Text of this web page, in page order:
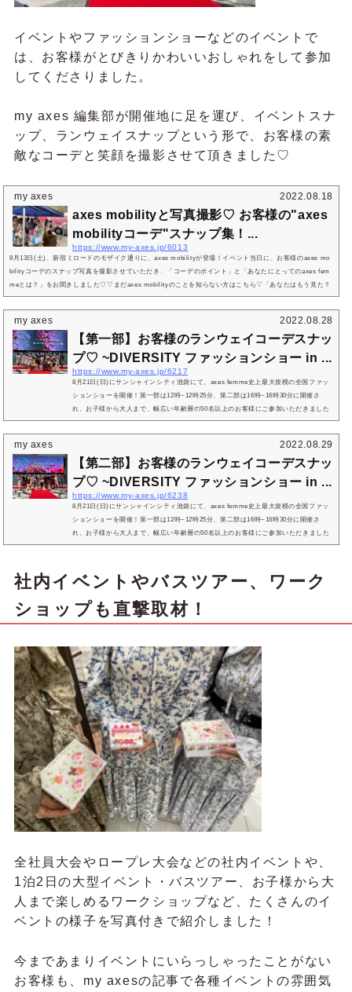
イベントやファッションショーなどのイベントで
は、お客様がとびきりかわいいおしゃれをして参加
してくださりました。
my axes 編集部が開催地に足を運び、イベントスナ
ップ、ランウェイスナップという形で、お客様の素
敵なコーデと笑顔を撮影させて頂きました♡
my axes 2022.08.18
axes mobilityと写真撮影♡ お客様の"axes
mobilityコーデ"スナップ集！...
https://www.my-axes.jp/6013
8月13日(土)、新宿ミロードのモザイク通りに、axes mobilityが登場！イベント当日に、お客様のaxes mo
bilityコーデのスナップ写真を撮影させていただき、「コーデのポイント」と「あなたにとってのaxes fem
meとは？」をお聞きしました♡▽まだaxes mobilityのことを知らない方はこちら▽「あなたはもう見た？
全国を駆けるaxes mobilityの最新情報をチェック！」8月13日(土)、新宿ミロードで開催されたaxes mobili
tyイベントの様子今回axes mobilityは、新宿ミロードモザイク通りへ♡しかし、当日は台風接近のため、
あいにくのお天気に。お...
my axes 2022.08.28
【第一部】お客様のランウェイコーデスナッ
プ♡ ~DIVERSITY ファッションショー in ...
https://www.my-axes.jp/6217
8月21日(日)にサンシャインシティ池袋にて、axes femme史上最大規模の全国ファッ
ションショーを開催！第一部は12時~12時25分、第二部は16時~16時30分に開催さ
れ、お子様から大人まで、幅広い年齢層の50名以上のお客様にご参加いただきました
♩開催当日、ファッションショーのランウェイを彩ったお客様の素敵な着こなしをス
ナップさせていただき、コーデのポイントを伺いました！今回は、DIVERSITYファッ
ションショーの【第一部】にご参加頂いたお客様15名のランウェイコーデをご紹介♡
まだファッションショーに参加したことがない人は、...
my axes 2022.08.29
【第二部】お客様のランウェイコーデスナッ
プ♡ ~DIVERSITY ファッションショー in ...
https://www.my-axes.jp/6238
8月21日(日)にサンシャインシティ池袋にて、axes femme史上最大規模の全国ファッ
ションショーを開催！第一部は12時~12時25分、第二部は16時~16時30分に開催さ
れ、お子様から大人まで、幅広い年齢層の50名以上のお客様にご参加いただきました
♩開催当日、ファッションショーのランウェイを彩ったお客様の素敵な着こなしをス
ションショーの【第二部】にご参加頂いたお客様17名のランウェイコーデをご紹介♡
まだファッションショーに参加したことがない人は、...
社内イベントやバスツアー、ワーク
ショップも直撃取材！
全社員大会やロープレ大会などの社内イベントや、
1泊2日の大型イベント・バスツアー、お子様から大
人まで楽しめるワークショップなど、たくさんのイ
ベントの様子を写真付きで紹介しました！
今まであまりイベントにいらっしゃったことがない
お客様も、my axesの記事で各種イベントの雰囲気